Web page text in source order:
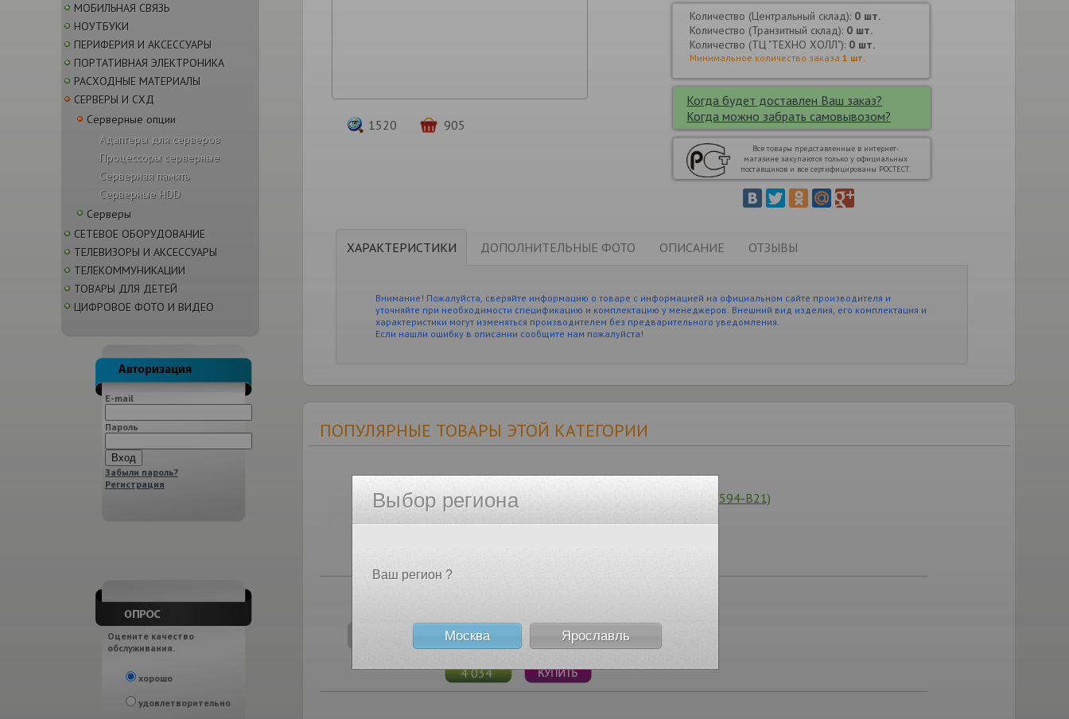
МОБИЛЬНАЯ СВЯЗЬ
НОУТБУКИ
ПЕРИФЕРИЯ И АКСЕССУАРЫ
ПОРТАТИВНАЯ ЭЛЕКТРОНИКА
РАСХОДНЫЕ МАТЕРИАЛЫ
СЕРВЕРЫ И СХД
Серверные опции
Адаптеры для серверов
Процессоры серверные
Серверная память
Серверные HDD
Серверы
СЕТЕВОЕ ОБОРУДОВАНИЕ
ТЕЛЕВИЗОРЫ И АКСЕССУАРЫ
ТЕЛЕКОММУНИКАЦИИ
ТОВАРЫ ДЛЯ ДЕТЕЙ
ЦИФРОВОЕ ФОТО И ВИДЕО
E-mail
Пароль
Забыли пароль?
Регистрация
Оцените качество
обслуживания.
хорошо
удовлетворительно
1520 905
Количество (Центральный склад): 0 шт.
Количество (Транзитный склад): 0 шт.
Количество (ТЦ "ТЕХНО ХОЛЛ"): 0 шт.
Минимальное количество заказа1 шт.
Когда будет доставлен Ваш заказ?
Когда можно забрать самовывозом?
Все товары представленные в интернет-
магазине закупаются только у официальных
поставщиков и все сертифицированы РОСТЕСТ.
ХАРАКТЕРИСТИКИ
Внимание! Пожалуйста, сверяйте информацию о товаре с информацией на официальном сайте производителя и
уточняйте при необходимости спецификацию и комплектацию у менеджеров. Внешний вид изделия, его комплектация и
характеристики могут изменяться производителем без предварительного уведомления.
Если нашли ошибку в описании сообщите нам пожалуйста!
ДОПОЛНИТЕЛЬНЫЕ ФОТО ОПИСАНИЕ ОТЗЫВЫ
ПОПУЛЯРНЫЕ ТОВАРЫ ЭТОЙ КАТЕГОРИИ
Адаптер HP Ethernet 1Gb 4-port 331T Adapter (647594-B21)
Гарантия: 12 мес.
Гарантия: 36 мес.
4 034
Выбор региона
Ваш регион ?
Москва Ярославль